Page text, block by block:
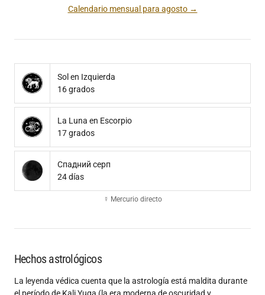
Calendario mensual para agosto →
Sol en Izquierda
16 grados
La Luna en Escorpio
17 grados
Спадний серп
24 días
☿ Mercurio directo
Hechos astrológicos
La leyenda védica cuenta que la astrología está maldita durante